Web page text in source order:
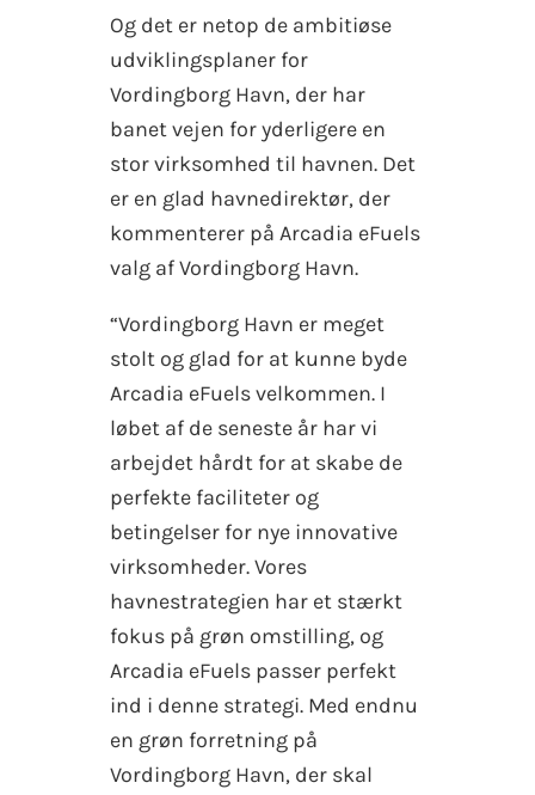
Og det er netop de ambitiøse
udviklingsplaner for
Vordingborg Havn, der har
banet vejen for yderligere en
stor virksomhed til havnen. Det
er en glad havnedirektør, der
kommenterer på Arcadia eFuels
valg af Vordingborg Havn.
“Vordingborg Havn er meget
stolt og glad for at kunne byde
Arcadia eFuels velkommen. I
løbet af de seneste år har vi
arbejdet hårdt for at skabe de
perfekte faciliteter og
betingelser for nye innovative
virksomheder. Vores
havnestrategien har et stærkt
fokus på grøn omstilling, og
Arcadia eFuels passer perfekt
ind i denne strategi. Med endnu
en grøn forretning på
Vordingborg Havn, der skal